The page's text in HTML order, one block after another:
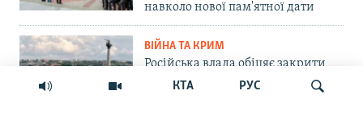
КТА РУС
навколо нової пам'ятної дати
ВІЙНА ТА КРИМ
Російська влада обіцяє закрити
морський шлях українським
БпЛА до Севастополя. Чи реально